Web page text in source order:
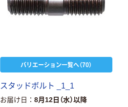
バリエーション一覧へ（70）
スタッドボルト _1_1
お届け日 8月12日（水）以降